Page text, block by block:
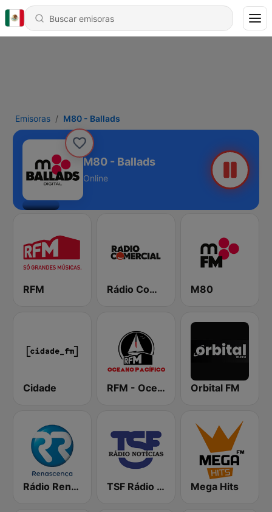
Emisoras M80 - Ballads
M80 - Ballads
Online
RFM Rádio Comercial M80
Cidade RFM - Oceano Pacífico Online Orbital FM
Rádio Renascença TSF Rádio Notícias Mega Hits